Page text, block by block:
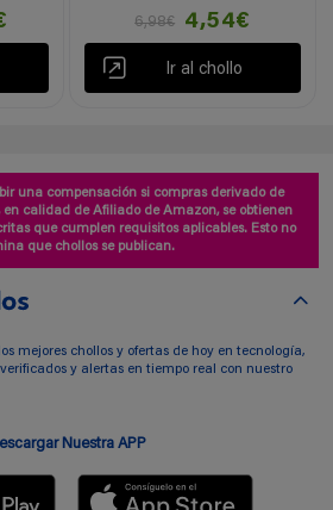
6,98€
4,54€
Ir al chollo
una compensación si compras derivado de
en calidad de Afiliado de Amazon, se obtienen
que cumplen requisitos aplicables. Esto no
que chollos se publican.
mejores chollos y ofertas de hoy en tecnología,
y alertas en tiempo real con nuestro
Nuestra APP